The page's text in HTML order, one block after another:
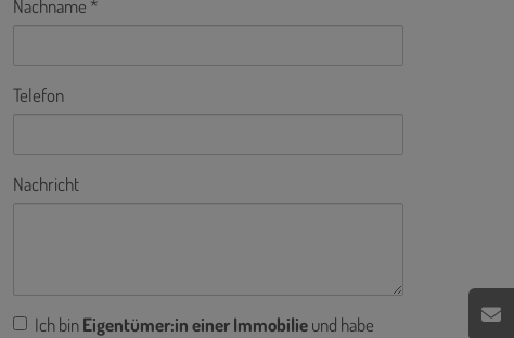
Nachname
Telefon
Nachricht
Ich binEigentümer:in einer Immobilieund habe